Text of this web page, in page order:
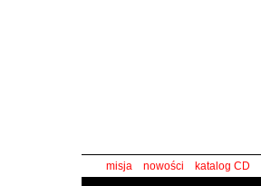
misja nowości katalog CD